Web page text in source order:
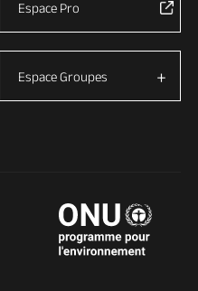
Espace Pro
Espace Groupes